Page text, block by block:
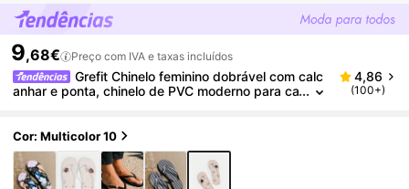
9,68€ Preço com IVA e taxas incluídos
Grefit Chinelo feminino dobrável com calc
anhar e ponta, chinelo de PVC moderno para ca
e para um estilo casual de praia.
4,86
(100+)
Cor: Multicolor 10